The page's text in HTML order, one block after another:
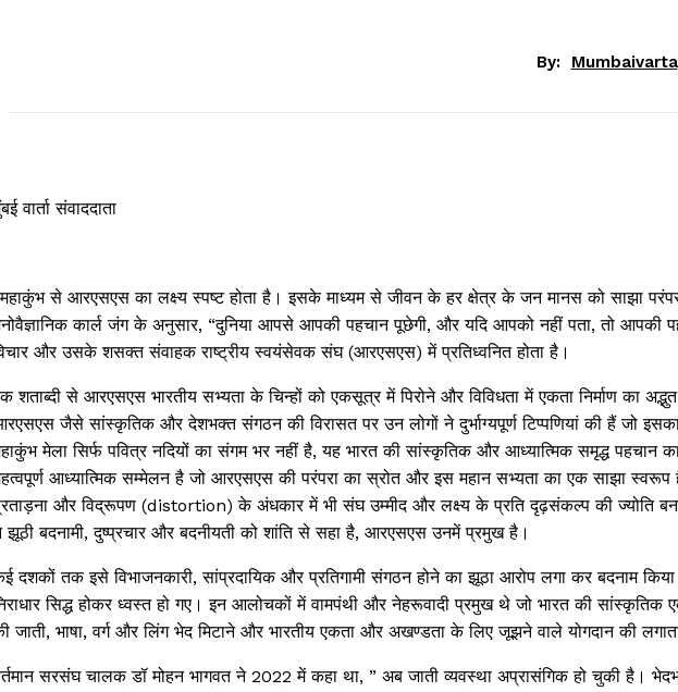
By: Mumbaivarta
वार्ता संवाददाता
से आरएसएस का लक्ष्य स्पष्ट होता है। इसके माध्यम से जीवन के हर क्षेत्र के जन मानस को साझा
कार्ल जंग के अनुसार, “दुनिया आपसे आपकी पहचान पूछेगी, और यदि आपको नहीं पता, तो आपकी
और उसके शसक्त संवाहक राष्ट्रीय स्वयंसेवक संघ (आरएसएस) में प्रतिध्वनित होता है।
शताब्दी से आरएसएस भारतीय सभ्यता के चिन्हों को एकसूत्र में पिरोने और विविधता में एकता निर्माण का
जैसे सांस्कृतिक और देशभक्त संगठन की विरासत पर उन लोगों ने दुर्भाग्यपूर्ण टिप्पणियां की हैं जो
मेला सिर्फ पवित्र नदियों का संगम भर नहीं है, यह भारत की सांस्कृतिक और आध्यात्मिक समृद्ध
आध्यात्मिक सम्मेलन है जो आरएसएस की परंपरा का स्रोत और इस महान सभ्यता का एक साझा स्वरूप
और विद्रूपण (distortion) के अंधकार में भी संघ उम्मीद और लक्ष्य के प्रति दृढ़संकल्प की ज्योति बना
झूठी बदनामी, दुष्प्रचार और बदनीयती को शांति से सहा है, आरएसएस उनमें प्रमुख है।
दशकों तक इसे विभाजनकारी, सांप्रदायिक और प्रतिगामी संगठन होने का झूठा आरोप लगा कर बदनाम
सिद्ध होकर ध्वस्त हो गए। इन आलोचकों में वामपंथी और नेहरूवादी प्रमुख थे जो भारत की
जाती, भाषा, वर्ग और लिंग भेद मिटाने और भारतीय एकता और अखण्डता के लिए जूझने वाले योगदान की
सरसंघ चालक डॉ मोहन भागवत ने 2022 में कहा था, ” अब जाती व्यवस्था अप्रासंगिक हो चुकी है।